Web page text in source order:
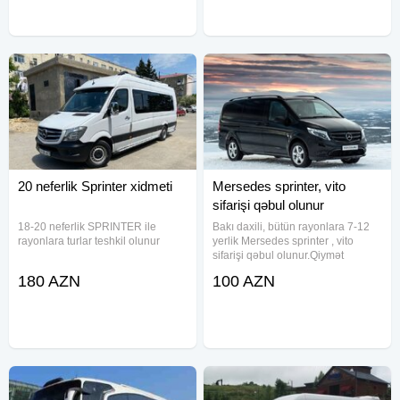
20 neferlik Sprinter xidmeti
18-20 neferlik SPRINTER ile
rayonlara turlar teshkil olunur
180 AZN
Mersedes sprinter, vito
sifarişi qəbul olunur
Bakı daxili, bütün rayonlara 7-12
yerlik Mersedes sprinter , vito
sifarişi qəbul olunur.Qiymət
məlumat üçün whatsapp nömrəyə
100 AZN